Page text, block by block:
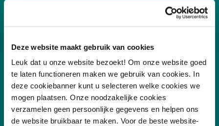
Deze website maakt gebruik van cookies
Leuk dat u onze website bezoekt! Om onze website goed
te laten functioneren maken we gebruik van cookies. In
deze cookiebanner kunt u selecteren welke cookies we
mogen plaatsen. Onze noodzakelijke cookies
verzamelen geen persoonlijke gegevens en helpen ons
de website bruikbaar te maken. Voor de beste website-
7.8 / 10 255 reviews